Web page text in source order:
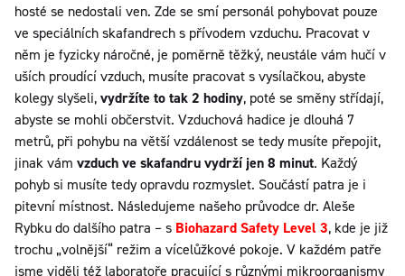
hosté se nedostali ven. Zde se smí personál pohybovat pouze
ve speciálních skafandrech s přívodem vzduchu. Pracovat v
něm je fyzicky náročné, je poměrně těžký, neustále vám hučí v
uších proudící vzduch, musíte pracovat s vysílačkou, abyste
kolegy slyšeli,vydržíte to tak 2 hodiny, poté se směny střídají,
abyste se mohli občerstvit. Vzduchová hadice je dlouhá 7
metrů, při pohybu na větší vzdálenost se tedy musíte přepojit,
jinak vám vzduch ve skafandru vydrží jen 8 minut. Každý
pohyb si musíte tedy opravdu rozmyslet. Součástí patra je i
pitevní místnost. Následujeme našeho průvodce dr. Aleše
Rybku do dalšího patra – s Biohazard Safety Level 3, kde je již
trochu „volnější“ režim a vícelůžkové pokoje. V každém patře
jsme viděli též laboratoře pracující s různými mikroorganismy